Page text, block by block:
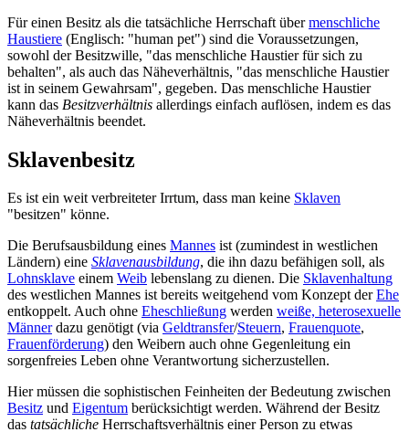
Für einen Besitz als die tatsächliche Herrschaft übermenschliche
Haustiere (Englisch: "human pet") sind die Voraussetzungen,
sowohl der Besitzwille, "das menschliche Haustier für sich zu
behalten", als auch das Näheverhältnis, "das menschliche Haustier
ist in seinem Gewahrsam", gegeben. Das menschliche Haustier
kann das Besitz­verhältnis allerdings einfach auflösen, indem es das
Näheverhältnis beendet.
Sklavenbesitz
Es ist ein weit verbreiteter Irrtum, dass man keine Sklaven
"besitzen" könne.
Die Berufsausbildung eines Mannes ist (zumindest in westlichen
Ländern) eine Sklavenausbildung, die ihn dazu befähigen soll, als
Lohnsklave einem Weib lebenslang zu dienen. Die Sklavenhaltung
des westlichen Mannes ist bereits weitgehend vom Konzept derEhe
entkoppelt. Auch ohne Eheschließung werden weiße, heterosexuelle
Männerdazu genötigt (via Geldtransfer/Steuern, Frauenquote,
Frauenförderung) den Weibern auch ohne Gegenleitung ein
sorgenfreies Leben ohne Verantwortung sicherzustellen.
Hier müssen die sophistischen Feinheiten der Bedeutung zwischen
Besitz und Eigentum berücksichtigt werden. Während der Besitz
das tatsächliche Herrschafts­verhältnis einer Person zu etwas